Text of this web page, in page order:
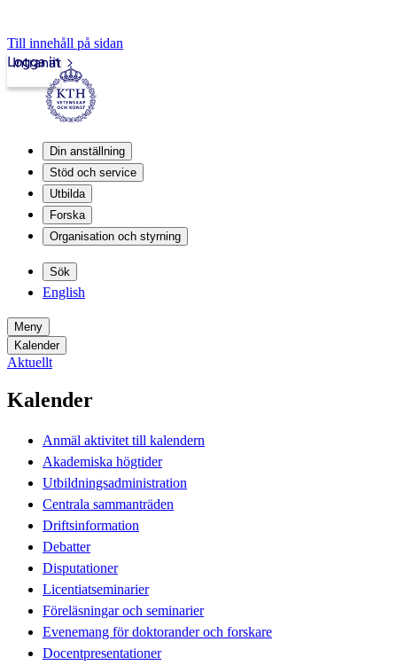
Till innehåll på sidan
Intranät
Logga in
Din anställning
Stöd och service
Utbilda
Forska
Organisation och styrning
Sök
English
Meny
Kalender
Aktuellt
Kalender
Anmäl aktivitet till kalendern
Akademiska högtider
Utbildningsadministration
Centrala sammanträden
Driftsinformation
Debatter
Disputationer
Licentiatseminarier
Föreläsningar och seminarier
Evenemang för doktorander och forskare
Docentpresentationer